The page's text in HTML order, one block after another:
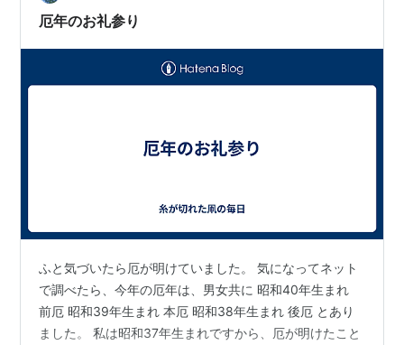
上）」と対となる言葉であるのに「あめ」単独（少数例
厄年のお礼参り
ふと気づいたら厄が明けていました。 気になってネット
で調べたら、今年の厄年は、男女共に 昭和40年生まれ
前厄 昭和39年生まれ 本厄 昭和38年生まれ 後厄 とあり
ました。 私は昭和37年生まれですから、厄が明けたこと